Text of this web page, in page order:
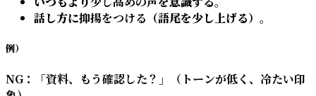
話し方に抑揚をつける （語尾を少し上げる）。
例）
NG：「資料、もう確認した？」（トーンが低く、冷たい印